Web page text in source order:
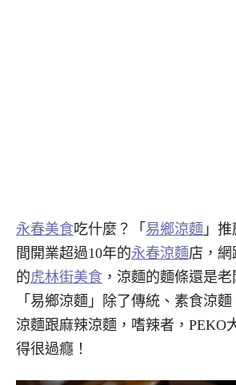
永春美食吃什麼？「 易鄉涼麵 」
間開業超過10年的永春涼麵店，網
的虎林街美食 ，涼麵的麵條還是
「易鄉涼麵」除了傳統、素食涼
涼麵跟麻辣涼麵，嗜辣者，PEKO
得很過癮！